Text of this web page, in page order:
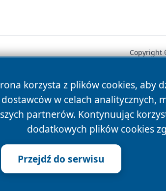
korzysta z plików cookies, aby
w celach analitycznych,
partnerów. Kontynuując
dodatkowych plików cookies
Przejdź do serwisu
Copyright
News